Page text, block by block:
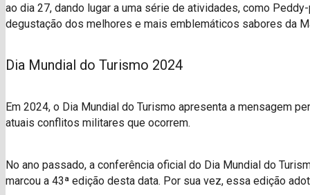
ao dia 27, dando lugar a uma série de atividades, como
degustação dos melhores e mais emblemáticos sabores da
Dia Mundial do Turismo 2024
Em 2024, o Dia Mundial do Turismo apresenta a mensagem
atuais conflitos militares que ocorrem.
No ano passado, a conferência oficial do Dia Mundial do
marcou a 43ª edição desta data. Por sua vez, essa edição